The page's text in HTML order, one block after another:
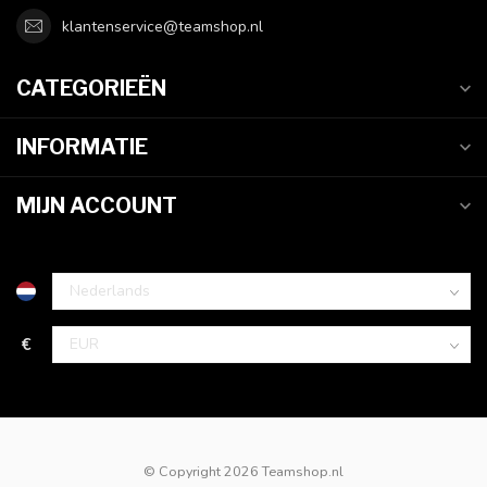
klantenservice@teamshop.nl
CATEGORIEËN
INFORMATIE
MIJN ACCOUNT
€
© Copyright 2026 Teamshop.nl